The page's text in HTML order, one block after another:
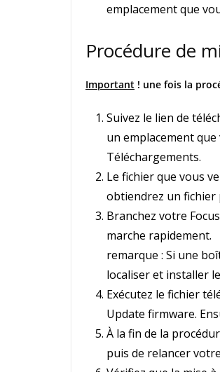
emplacement que
Procédure de
Important ! une fois la
Suivez le lien de
un emplacement
Téléchargements.
Le fichier que vous
obtiendrez un fichier
Branchez votre
marche rapidement.
remarque : Si une
localiser et installer
Exécutez le fichier
Update firmware.
À la fin de la
puis de relancer